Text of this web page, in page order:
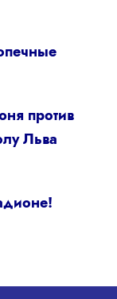
против
Льва